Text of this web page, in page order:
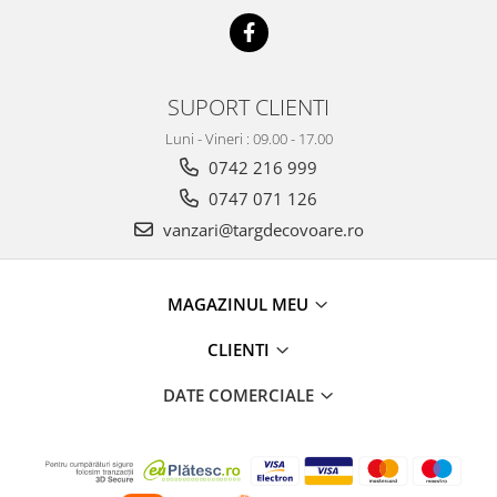
SUPORT CLIENTI
Luni - Vineri : 09.00 - 17.00
0742 216 999
0747 071 126
vanzari@targdecovoare.ro
MAGAZINUL MEU
CLIENTI
DATE COMERCIALE